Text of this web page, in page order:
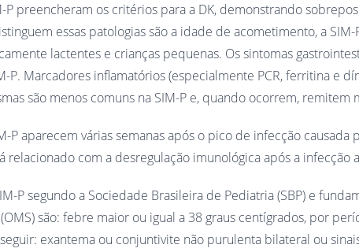
P preencheram os critérios para a DK, demonstrando
essas patologias são a idade de acometimento, a
lactentes e crianças pequenas. Os sintomas
P. Marcadores inflamatórios (especialmente PCR, ferritina e
são menos comuns na SIM-P e, quando ocorrem, remitem
P aparecem várias semanas após o pico de infecção causada
relacionado com a desregulação imunológica após a infecção
P segundo a Sociedade Brasileira de Pediatria (SBP) e
são: febre maior ou igual a 38 graus centígrados, por
exantema ou conjuntivite não purulenta bilateral ou